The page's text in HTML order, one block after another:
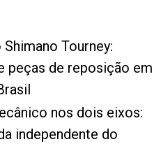
Tourney:
peças de reposição em
nos dois eixos:
independente do